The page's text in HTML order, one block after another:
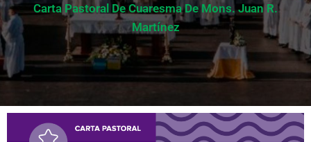
Carta Pastoral De Cuaresma De Mons. Juan R.
Martínez